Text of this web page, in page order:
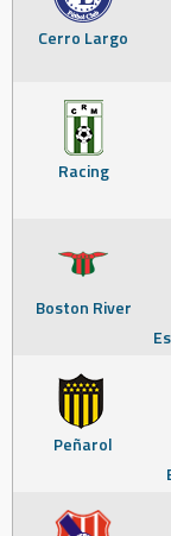
Cerro Largo
Racing
Boston River
Peñarol